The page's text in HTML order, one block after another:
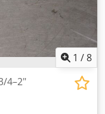
1 /8
4–2"